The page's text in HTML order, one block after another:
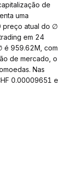
de
uma
preço atual do ∅
em 24
é 959.62M, com
de mercado, o
Nas
0.00009651 e